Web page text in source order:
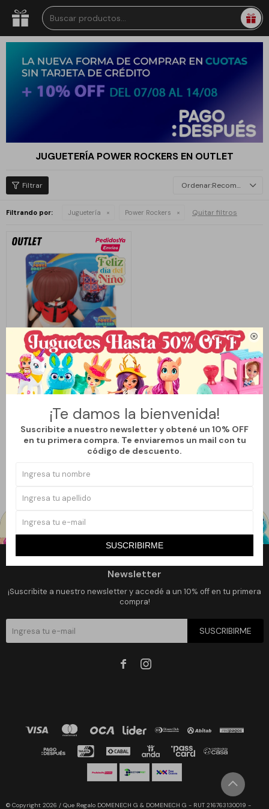

¡Te damos la bienvenida!
Suscribite a nuestro newsletter y obtené un 10% OFF
en tu primera compra. Te enviaremos un mail con tu
código de descuento.
SUSCRIBIRME
JUGUETERÍA POWER ROCKERS EN OUTLET
Recomendados
Filtrando por: Juguetería Power Rockers Quitar filtros
LlegaLUNES
POWER ROCKERS FIGURA CON
990 $
1.490
33
Newsletter
¡Suscribite a nuestro newsletter y accedé a un 10% off en tu primera
compra!
SUSCRIBIRME
 
© Copyright 2026 / Que Regalo DOMENECH G & DOMENECH G - RUT 216763130019 -